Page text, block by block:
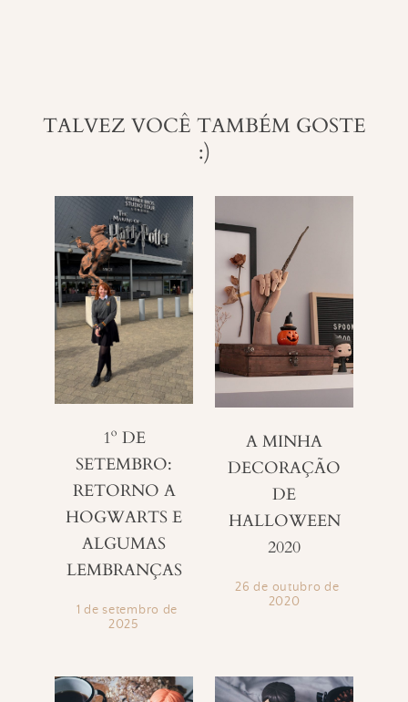
TALVEZ VOCÊ TAMBÉM GOSTE
:)
1º DE
SETEMBRO:
RETORNO A
HOGWARTS E
ALGUMAS
LEMBRANÇAS
1 de setembro de
2025
A MINHA
DECORAÇÃO
DE
HALLOWEEN
2020
26 de outubro de
2020